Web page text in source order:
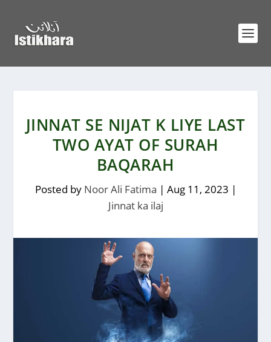
JINNAT SE NIJAT K LIYE LAST
TWO AYAT OF SURAH
BAQARAH
Posted by Noor Ali Fatima | Aug 11, 2023 |
Jinnat ka ilaj